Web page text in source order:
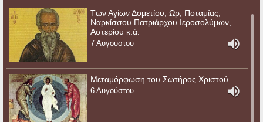
Των Αγίων Δομετίου, Ωρ, Ποταμίας,
Ναρκίσσου Πατριάρχου Ιεροσολύμων,
Αστερίου κ.ά.
7 Αυγούστου
Μεταμόρφωση του Σωτήρος Χριστού
6 Αυγούστου